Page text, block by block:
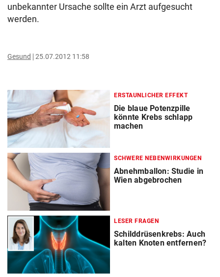
unbekannter Ursache sollte ein Arzt aufgesucht
werden.
Gesund 25.07.2012 11:58
ERSTAUNLICHER EFFEKT
Die blaue Potenzpille
könnte Krebs schlapp
machen
SCHWERE NEBENWIRKUNGEN
Abnehmballon: Studie in
Wien abgebrochen
LESER FRAGEN
Schilddrüsenkrebs: Auch
kalten Knoten entfernen?